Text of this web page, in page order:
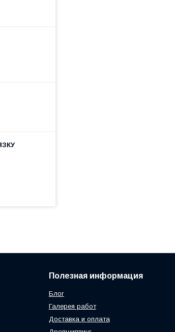
Полезная информация
Блог
Галерея работ
Доставка и оплата